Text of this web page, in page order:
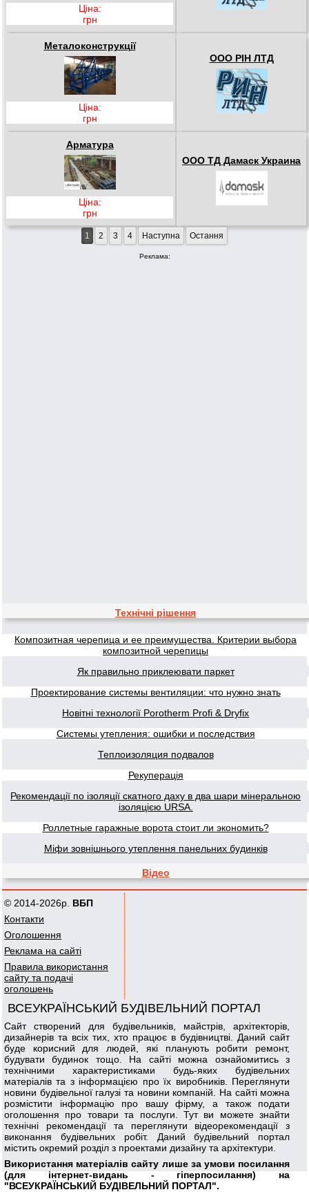
Ціна:
грн
Металоконструкції
Ціна:
грн
ООО РІН ЛТД
Арматура
Ціна:
грн
ООО ТД Дамаск Украина
1 2 3 4 Наступна Остання
Реклама:
Технічні рішення
Композитная черепица и ее преимущества. Критерии выбора
композитной черепицы
Як правильно приклеювати паркет
Проектирование системы вентиляции: что нужно знать
Новітні технології Porotherm Profi & Dryfix
Системы утепления: ошибки и последствия
Теплоизоляция подвалов
Рекуперація
Рекомендації по ізоляції скатного даху в два шари мінеральною
ізоляцією URSA.
Роллетные гаражные ворота стоит ли экономить?
Міфи зовнішнього утеплення панельних будинків
Відео
© 2014-2026р. ВБП
Контакти
Оголошення
Реклама на сайті
Правила використання
сайту та подачі
оголошень
ВСЕУКРАЇНСЬКИЙ БУДІВЕЛЬНИЙ ПОРТАЛ
Сайт створений для будівельників, майстрів, архітекторів,
дизайнерів та всіх тих, хто працює в будівництві. Даний сайт
буде корисний для людей, які планують робити ремонт,
будувати будинок тощо. На сайті можна ознайомитись з
технічними характеристиками будь-яких будівельних
матеріалів та з інформацією про їх виробників. Переглянути
новини будівельної галузі та новини компаній. На сайті можна
розмістити інформацію про вашу фірму, а також подати
оголошення про товари та послуги. Тут ви можете знайти
технічні рекомендації та переглянути відеорекомендації з
виконання будівельних робіт. Даний будівельний портал
містить окремий розділ з проектами дизайну та архітектури.
Використання матеріалів сайту лише за умови посилання
(для інтернет-видань - гіперпосилання) на
"ВСЕУКРАЇНСЬКИЙ БУДІВЕЛЬНИЙ ПОРТАЛ".